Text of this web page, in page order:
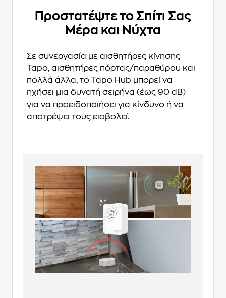
Προστατέψτε το Σπίτι Σας
Μέρα και Νύχτα
Σε συνεργασία με αισθητήρες κίνησης
Tapo, αισθητήρες πόρτας/παραθύρου και
πολλά άλλα, το Tapo Hub μπορεί να
ηχήσει μια δυνατή σειρήνα (έως 90 dB)
για να προειδοποιήσει για κίνδυνο ή να
αποτρέψει τους εισβολεί.